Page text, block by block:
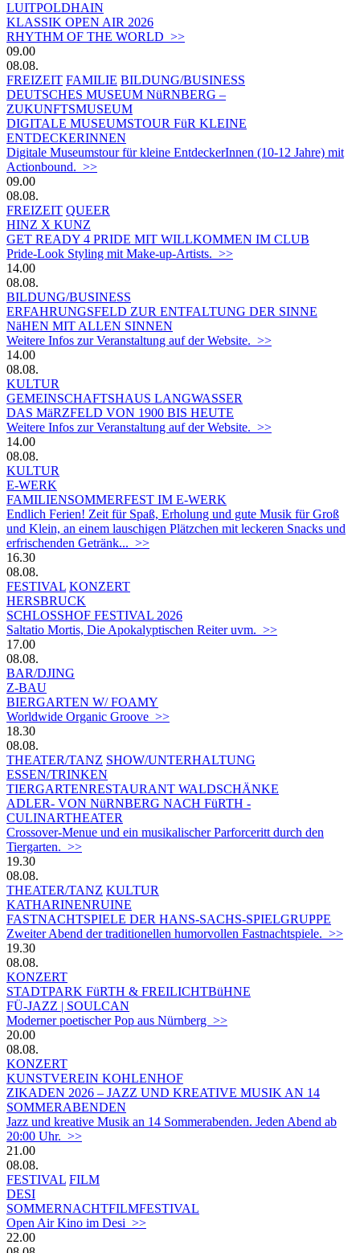
LUITPOLDHAIN
KLASSIK OPEN AIR 2026
RHYTHM OF THE WORLD >>
09.00
08.08.
FREIZEIT FAMILIE BILDUNG/BUSINESS
DEUTSCHES MUSEUM NüRNBERG –
ZUKUNFTSMUSEUM
DIGITALE MUSEUMSTOUR FüR KLEINE
ENTDECKERINNEN
Digitale Museumstour für kleine EntdeckerInnen (10-12 Jahre) mit
Actionbound. >>
09.00
08.08.
FREIZEIT QUEER
HINZ X KUNZ
GET READY 4 PRIDE MIT WILLKOMMEN IM CLUB
Pride-Look Styling mit Make-up-Artists. >>
14.00
08.08.
BILDUNG/BUSINESS
ERFAHRUNGSFELD ZUR ENTFALTUNG DER SINNE
NäHEN MIT ALLEN SINNEN
Weitere Infos zur Veranstaltung auf der Website. >>
14.00
08.08.
KULTUR
GEMEINSCHAFTSHAUS LANGWASSER
DAS MäRZFELD VON 1900 BIS HEUTE
Weitere Infos zur Veranstaltung auf der Website. >>
14.00
08.08.
KULTUR
E-WERK
FAMILIENSOMMERFEST IM E-WERK
Endlich Ferien! Zeit für Spaß, Erholung und gute Musik für Groß
und Klein, an einem lauschigen Plätzchen mit leckeren Snacks und
erfrischenden Getränk... >>
16.30
08.08.
FESTIVAL KONZERT
HERSBRUCK
SCHLOSSHOF FESTIVAL 2026
Saltatio Mortis, Die Apokalyptischen Reiter uvm. >>
17.00
08.08.
BAR/DJING
Z-BAU
BIERGARTEN W/ FOAMY
Worldwide Organic Groove >>
18.30
08.08.
THEATER/TANZ SHOW/UNTERHALTUNG
ESSEN/TRINKEN
TIERGARTEN­RESTAURANT WALDSCHÄNKE
ADLER- VON NüRNBERG NACH FüRTH -
CULINARTHEATER
Crossover-Menue und ein musikalischer Parforceritt durch den
Tiergarten. >>
19.30
08.08.
THEATER/TANZ KULTUR
KATHARINENRUINE
FASTNACHTSPIELE DER HANS-SACHS-SPIELGRUPPE
Zweiter Abend der traditionellen humorvollen Fastnachtspiele. >>
19.30
08.08.
KONZERT
STADTPARK FüRTH & FREILICHTBüHNE
FÜ-JAZZ | SOULCAN
Moderner poetischer Pop aus Nürnberg >>
20.00
08.08.
KONZERT
KUNSTVEREIN KOHLENHOF
ZIKADEN 2026 – JAZZ UND KREATIVE MUSIK AN 14
SOMMERABENDEN
Jazz und kreative Musik an 14 Sommerabenden. Jeden Abend ab
20:00 Uhr. >>
21.00
08.08.
FESTIVAL FILM
DESI
SOMMERNACHTFILMFESTIVAL
Open Air Kino im Desi >>
22.00